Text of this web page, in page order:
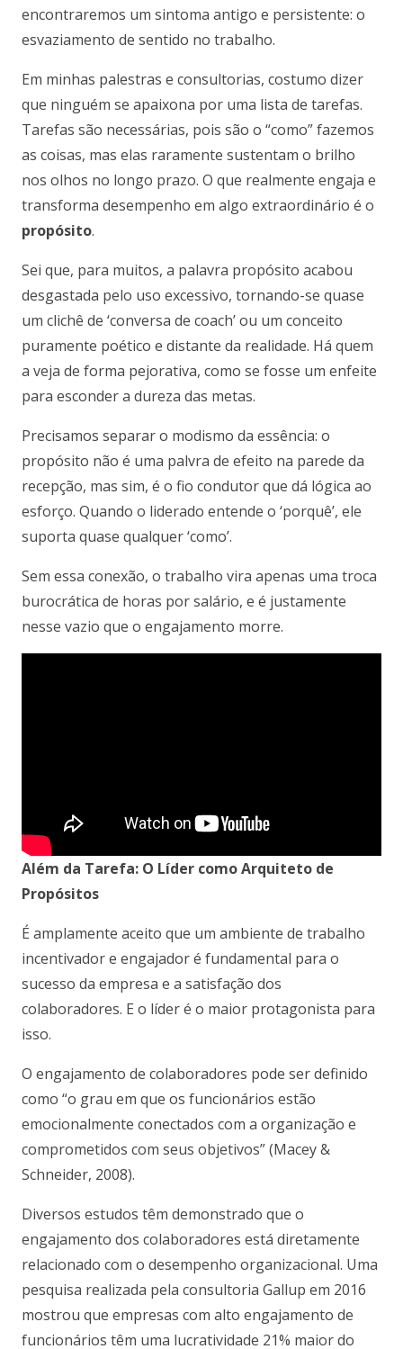
encontraremos um sintoma antigo e persistente: o
esvaziamento de sentido no trabalho.
Em minhas palestras e consultorias, costumo dizer
que ninguém se apaixona por uma lista de tarefas.
Tarefas são necessárias, pois são o “como” fazemos
as coisas, mas elas raramente sustentam o brilho
nos olhos no longo prazo. O que realmente engaja e
transforma desempenho em algo extraordinário é o
propósito.
Sei que, para muitos, a palavra propósito acabou
desgastada pelo uso excessivo, tornando-se quase
um clichê de ‘conversa de coach’ ou um conceito
puramente poético e distante da realidade. Há quem
a veja de forma pejorativa, como se fosse um enfeite
para esconder a dureza das metas.
Precisamos separar o modismo da essência: o
propósito não é uma palvra de efeito na parede da
recepção, mas sim, é o fio condutor que dá lógica ao
esforço. Quando o liderado entende o ‘porquê’, ele
suporta quase qualquer ‘como’.
Sem essa conexão, o trabalho vira apenas uma troca
burocrática de horas por salário, e é justamente
nesse vazio que o engajamento morre.
Além da Tarefa: O Líder como Arquiteto de
Propósitos
É amplamente aceito que um ambiente de trabalho
incentivador e engajador é fundamental para o
sucesso da empresa e a satisfação dos
colaboradores. E o líder é o maior protagonista para
isso.
O engajamento de colaboradores pode ser definido
como “o grau em que os funcionários estão
emocionalmente conectados com a organização e
comprometidos com seus objetivos” (Macey &
Schneider, 2008).
Diversos estudos têm demonstrado que o
engajamento dos colaboradores está diretamente
relacionado com o desempenho organizacional. Uma
pesquisa realizada pela consultoria Gallup em 2016
mostrou que empresas com alto engajamento de
funcionários têm uma lucratividade 21% maior do